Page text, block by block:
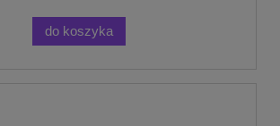
do koszyka